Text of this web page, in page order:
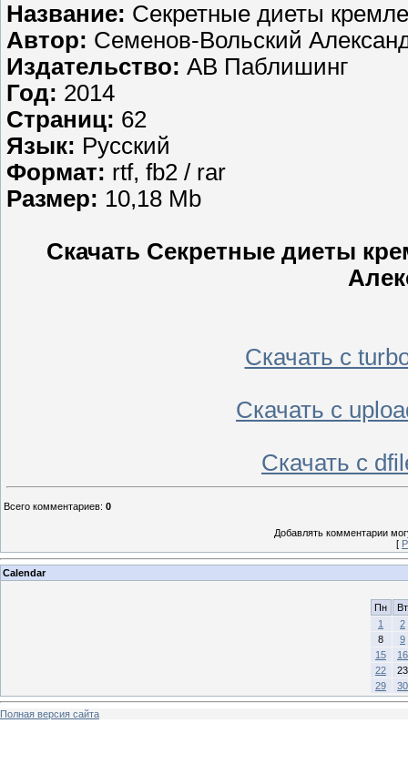
Название: Секретные диеты
Автор: Семенов-Вольский
Издательство: АВ Паблишинг
Год: 2014
Страниц: 62
Язык: Русский
Формат: rtf, fb2 / rar
Размер: 10,18 Mb
Скачать Секретные диеты
Скачать с
Скачать с
Скачать с
Всего комментариев: 0
Добавлять комментарии
[
Calendar
Пн
Вт
1
2
8
9
15
16
22
23
29
30
Полная версия сайта